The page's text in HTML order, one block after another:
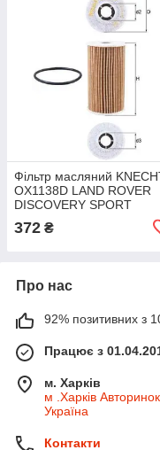
Фільтр масляний
OX1138D LAND ROVER
DISCOVERY SPORT
372 ₴
Про нас
92% позитивних з
Працює з
м. Харків
м .Харків
Україна
Контакти